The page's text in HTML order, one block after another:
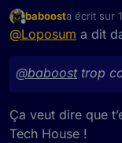
Hors-ligne
baboosta écrit sur
dernière
@Loposum a dit
@baboosttrop
Ça veut dire que
Tech House !